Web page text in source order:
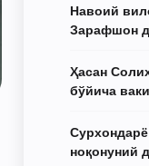
Навоий
Зарафшон
Ҳасан
бўйича
ноқонуний